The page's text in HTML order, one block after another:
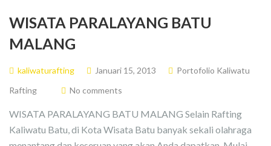
WISATA PARALAYANG BATU
MALANG
kaliwaturafting Januari 15, 2013
Portofolio Kaliwatu
Rafting
No comments
WISATA PARALAYANG BATU MALANG Selain Rafting
Kaliwatu Batu, di Kota Wisata Batu banyak sekali olahraga